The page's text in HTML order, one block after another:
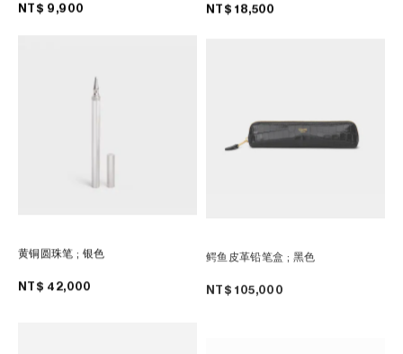
NT$ 9,900 NT$ 18,500
黄铜圆珠笔 ; 银色
NT$ 42,000
鳄鱼皮革铅笔盒 ; 黑色
NT$ 105,000